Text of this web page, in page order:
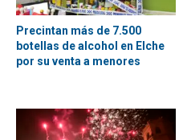
Precintan más de 7.500
botellas de alcohol en Elche
por su venta a menores